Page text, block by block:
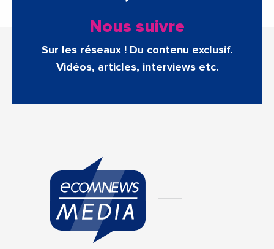
Nous suivre
Sur les réseaux ! Du contenu exclusif.
Vidéos, articles, interviews etc.